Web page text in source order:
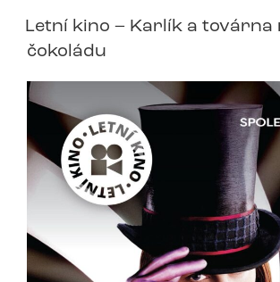
Letní kino – Karlík a továrna
čokoládu